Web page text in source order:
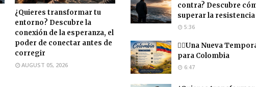
¿Quieres transformar tu
entorno? Descubre la
conexión de la esperanza, el
poder de conectar antes de
corregir
AUGUST 05, 2026
contra? Descubre
superar la resistencia
5:36
❤️‍🔥Una Nueva
para Colombia
6:47